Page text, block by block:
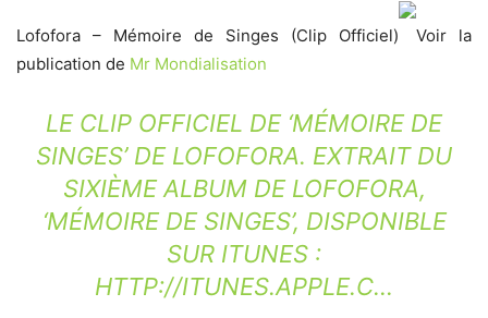
Lofofora – Mémoire de Singes (Clip Officiel)
Voir la
publication de Mr Mondialisation
LE CLIP OFFICIEL DE ‘MÉMOIRE DE
SINGES’ DE LOFOFORA. EXTRAIT DU
SIXIÈME ALBUM DE LOFOFORA,
‘MÉMOIRE DE SINGES’, DISPONIBLE
SUR ITUNES :
HTTP://ITUNES.APPLE.C…